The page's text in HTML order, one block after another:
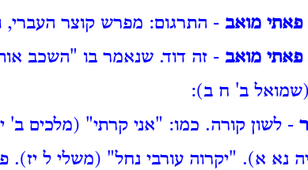
פאתי מואב - התרגום: מפרש קוצר העברי,
פאתי מואב - זה דוד. שנאמר בו "השכב
(שמואל ב' ח ב):
- לשון קורה. כמו: "אני קרתי" (מלכים ב'
נא א). "יקרוה עורבי נחל" (משלי ל יז).